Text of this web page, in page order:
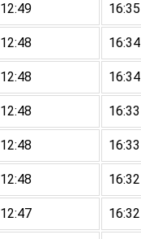
12:49 16:35
12:48 16:34
12:48 16:34
12:48 16:33
12:48 16:33
12:48 16:32
12:47 16:32